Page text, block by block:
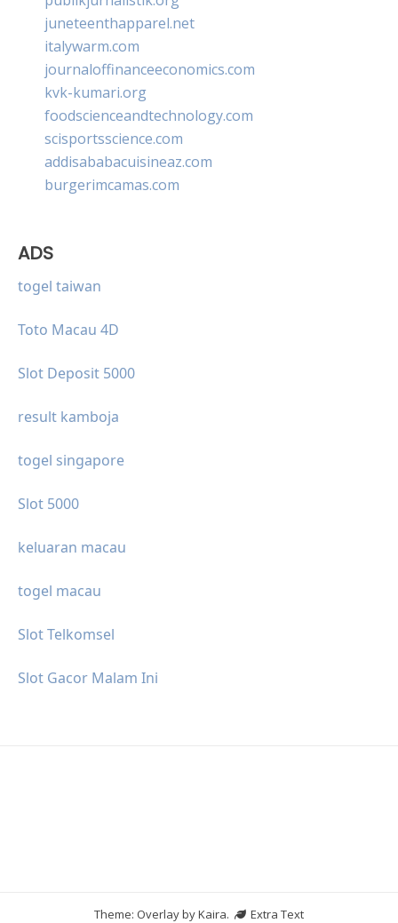
juneteenthapparel.net
italywarm.com
journaloffinanceeconomics.com
kvk-kumari.org
foodscienceandtechnology.com
scisportsscience.com
addisababacuisineaz.com
burgerimcamas.com
ADS
togel taiwan
Toto Macau 4D
Slot Deposit 5000
result kamboja
togel singapore
Slot 5000
keluaran macau
togel macau
Slot Telkomsel
Slot Gacor Malam Ini
Theme: Overlay byKaira.
Extra Text